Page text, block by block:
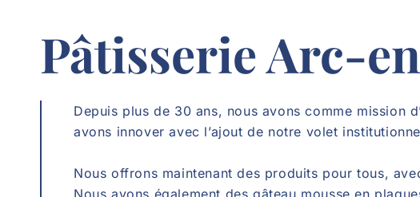
Pâtisserie Arc-
Depuis plus de 30 ans, nous avons comme mission
avons innover avec l’ajout de notre volet
Nous offrons maintenant des produits pour tous,
Nous avons également des gâteau mousse en